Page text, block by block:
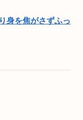
身を焦がさずふっ